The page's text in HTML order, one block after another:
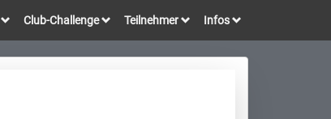
Club-Challenge Teilnehmer Infos